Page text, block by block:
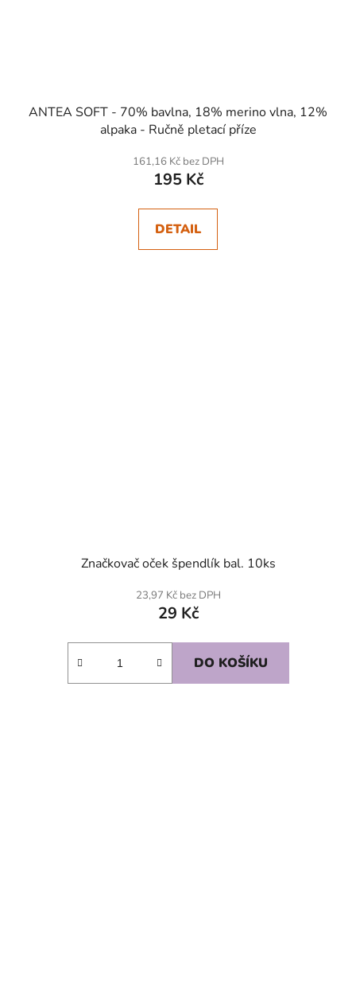
ANTEA SOFT - 70% bavlna, 18% merino vlna, 12%
alpaka - Ručně pletací příze
161,16 Kč bez DPH
195 Kč
DETAIL
Značkovač oček špendlík bal. 10ks
23,97 Kč bez DPH
29 Kč
DO KOŠÍKU